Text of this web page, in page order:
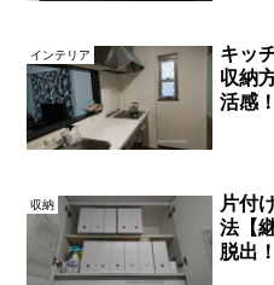
インテリア
キッ
収納
活感！
収納
片付
法【
脱出！